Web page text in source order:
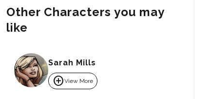
Other Characters you may
like
Sarah Mills
add_circleView More